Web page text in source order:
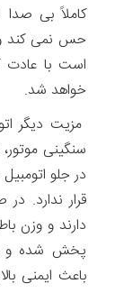
کاملاً بی
حس نمی کند و
است با عادت
خواهد شد.
مزیت دیگر
سنگینی
در جلو
قرار ندارد.
دارند و وزن
پخش شده و
باعث ایمنی